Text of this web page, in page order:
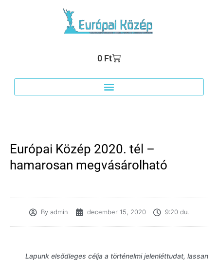
0 Ft
Európai Közép 2020. tél –
hamarosan megvásárolható
Byadmin december 15, 2020 9:20 du.
Lapunk elsődleges célja a történelmi jelenléttudat, lassan